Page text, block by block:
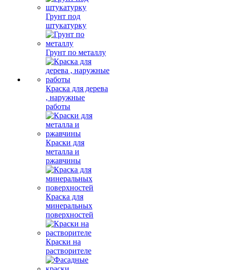
Грунт под
штукатурку
Грунт по металлу
Краска для дерева
, наружные
работы
Краски для
металла и
ржавчины
Краска для
минеральных
поверхностей
Краски на
растворителе